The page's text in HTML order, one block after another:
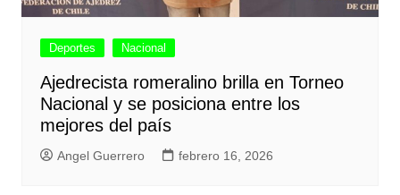
Deportes Nacional
Ajedrecista romeralino brilla en Torneo
Nacional y se posiciona entre los
mejores del país
Angel Guerrero febrero 16, 2026